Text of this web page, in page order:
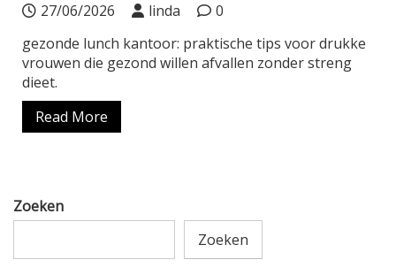
27/06/2026 linda
0
gezonde lunch kantoor: praktische tips voor drukke
vrouwen die gezond willen afvallen zonder streng
dieet.
Read More
Zoeken
Zoeken